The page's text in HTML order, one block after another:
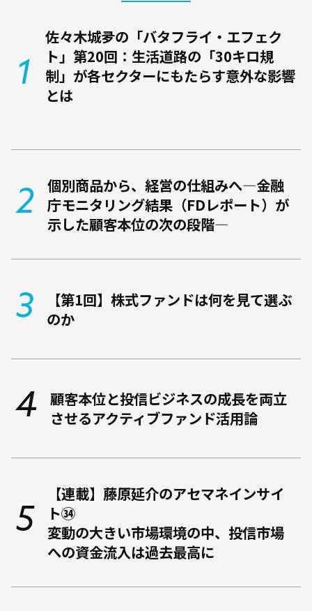
佐々木城夛の「バタフライ・エフェク
ト」第20回：生活道路の「30キロ規
制」が各セクターにもたらす意外な影響
とは
個別商品から、経営の仕組みへ―金融
庁モニタリング結果（FDレポート）が
示した顧客本位の次の段階―
【第1回】株式ファンドは何を見て選ぶ
のか
顧客本位と投信ビジネスの成長を両立
させるアクティブファンド活用論
【連載】藤原延介のアセマネインサイ
ト㉞
変動の大きい市場環境の中、投信市場
への資金流入は過去最高に